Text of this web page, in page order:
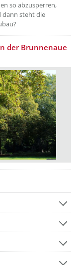
so abzusperren,
dann steht die
der Brunnenaue